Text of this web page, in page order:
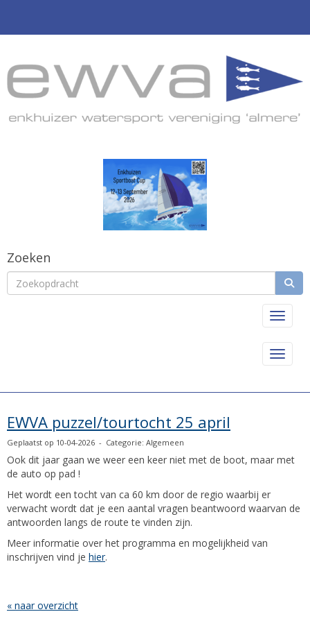
Zoeken
EWVA puzzel/tourtocht 25 april
Geplaatst op 10-04-2026 - Categorie: Algemeen
Ook dit jaar gaan we weer een keer niet met de boot, maar met
de auto op pad !
Het wordt een tocht van ca 60 km door de regio waarbij er
verwacht wordt dat je een aantal vragen beantwoord waarvan de
antwoorden langs de route te vinden zijn.
Meer informatie over het programma en mogelijkheid van
inschrijven vind je hier.
« naar overzicht